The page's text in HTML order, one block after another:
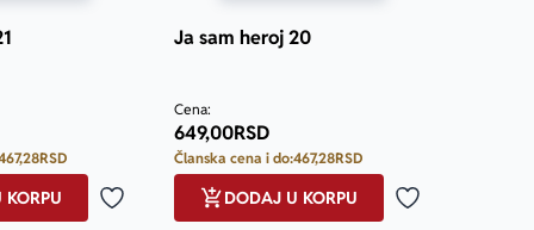
RSD
Dodaj u omiljene
Ja sam heroj 20
Cena:
649,00RSD
Članska cena i do:467,28RSD
Dodaj u
DODAJ U KORPU